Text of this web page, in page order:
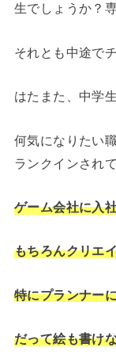
生でしょうか？
それとも中途で
はたまた、中学
何気になりたい
ランクインされ
ゲーム会社に入
もちろんクリエ
特にプランナー
だって絵も書け